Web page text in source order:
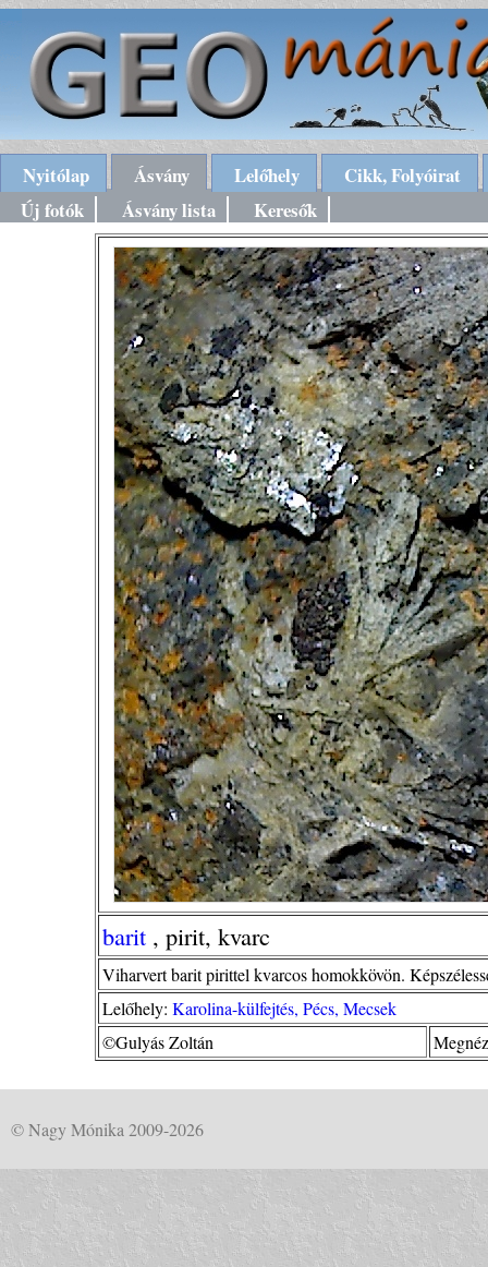
Nyitólap Ásvány Lelőhely
Cikk, Folyóirat
Új fotók
Ásvány lista Keresők
barit , pirit, kvarc
Viharvert barit pirittel kvarcos homokkövön.
Lelőhely: Karolina-külfejtés, Pécs, Mecsek
©Gulyás Zoltán
© Nagy Mónika 2009-2026